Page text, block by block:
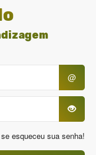
@
esqueceu sua senha!